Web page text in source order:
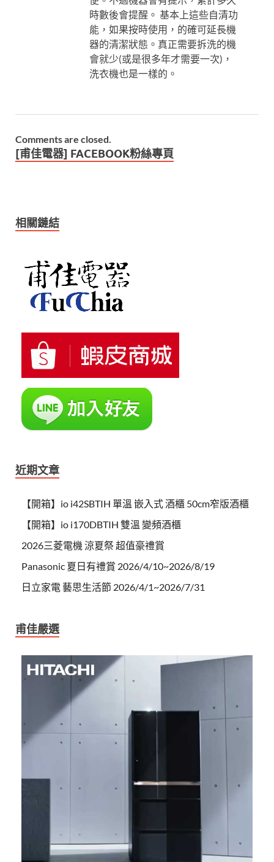
時數後會提醒。 基本上這些自清功
能，如果按時使用，的確可延長機
器的清潔狀態。真正需要拆洗的機
會就少(或是很多年才需要一次)，
洗衣機也是一樣的。
Comments are closed.
[甫佳電器] FACEBOOK粉絲專頁
相關鏈結
近期文章
【開箱】io i42SBTIH 單溫 嵌入式 酒櫃 50cm窄版酒櫃
【開箱】io i170DBTIH 雙溫 變頻酒櫃
2026三菱電機 涼夏祭 超值豪禮賞
Panasonic 夏日有禮賞 2026/4/10~2026/8/19
日立家電 藝思生活節 2026/4/1~2026/7/31
甫佳嚴選